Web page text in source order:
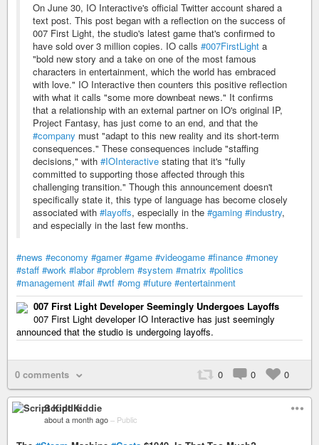
On June 30, IO Interactive's official Twitter account shared a
text post. This post began with a reflection on the success of
007 First Light, the studio's latest game that's confirmed to
have sold over 3 million copies. IO calls #007FirstLight a
"bold new story and a take on one of the most famous
characters in entertainment, which the world has embraced
with love." IO Interactive then counters this positive reflection
with what it calls "some more downbeat news." It confirms
that a relationship with an external partner on IO's original IP,
Project Fantasy, has just come to an end, and that the
#company must "adapt to this new reality and its short-term
consequences." These consequences include "staffing
decisions," with #IOInteractive stating that it's "fully
committed to supporting those affected through this
challenging transition." Though this announcement doesn't
specifically state it, this type of language has become closely
associated with #layoffs, especially in the #gaming #industry,
and especially in the last few months.
#news #economy #gamer #game #videogame #finance #money
#staff #work #labor #problem #system #matrix #politics
#management #fail #wtf #omg #future #entertainment
007 First Light Developer Seemingly Undergoes Layoffs
007 First Light developer IO Interactive has just seemingly
announced that the studio is undergoing layoffs.
0 comments 0 0 0
Script Kiddie
about a month ago – Public